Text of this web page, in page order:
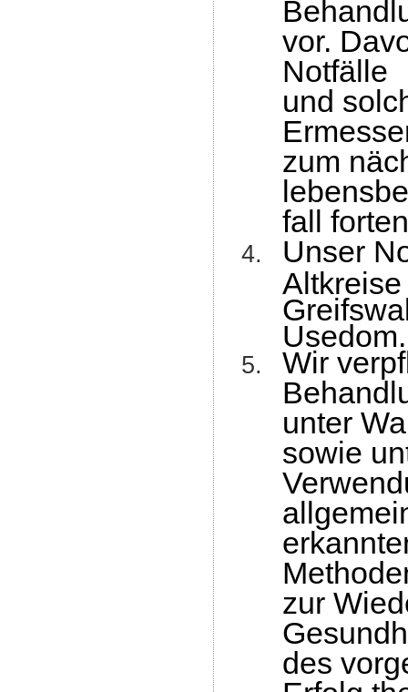
vor.
Notfälle
und
zum
fall
Unser
Altkreise
Usedom.
Wir
unter
sowie
zur
des